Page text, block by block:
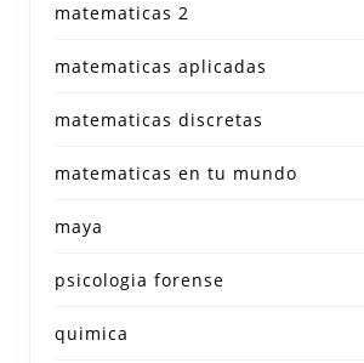
matematicas 2
matematicas aplicadas
matematicas discretas
matematicas en tu mundo
maya
psicologia forense
quimica